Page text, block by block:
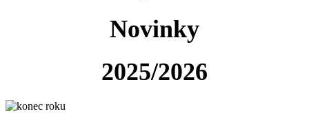
Novinky
2025/2026